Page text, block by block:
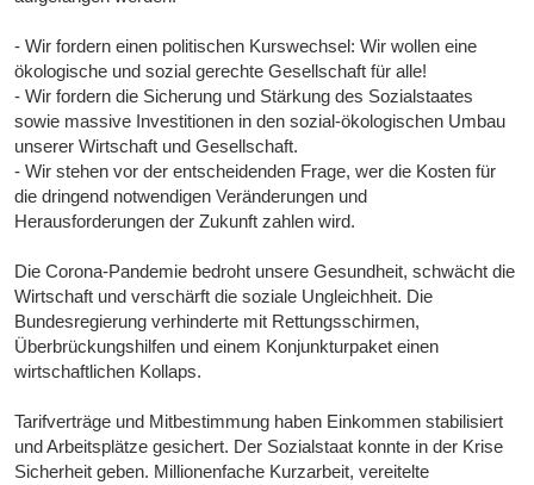
- Wir fordern einen politischen Kurswechsel: Wir wollen eine
ökologische und sozial gerechte Gesellschaft für alle!
- Wir fordern die Sicherung und Stärkung des Sozialstaates
sowie massive Investitionen in den sozial-ökologischen Umbau
unserer Wirtschaft und Gesellschaft.
- Wir stehen vor der entscheidenden Frage, wer die Kosten für
die dringend notwendigen Veränderungen und
Herausforderungen der Zukunft zahlen wird.
Die Corona-Pandemie bedroht unsere Gesundheit, schwächt die
Wirtschaft und verschärft die soziale Ungleichheit. Die
Bundesregierung verhinderte mit Rettungsschirmen,
Überbrückungshilfen und einem Konjunkturpaket einen
wirtschaftlichen Kollaps.
Tarifverträge und Mitbestimmung haben Einkommen stabilisiert
und Arbeitsplätze gesichert. Der Sozialstaat konnte in der Krise
Sicherheit geben. Millionenfache Kurzarbeit, vereitelte